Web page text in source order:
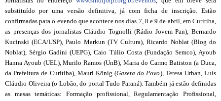
substituído por uma versão definitiva, já com ficha de inscrição. Estão
confirmadas para o evendo que acontece nos dias 7, 8 e 9 de abril, em Curitiba,
as presençasdos jornalistas Cláudio Tognolli (Rádio Jovem Pan), Bernardo
Kucinski (ECA/USP), Paulo Markun (TV Cultura), Ricardo Noblat (Blog do
Noblat), Sérgio Gadini (UEPG), Caio Túlio Costa (Fundação Semco), Ayoub
Hanna Ayoub (UEL), Murilo Ramos (UnB), Maria do Carmo Batiston (a Duca,
daPrefeitura de Curitiba), Mauri König (Gazeta do Povo), Teresa Urban, Luís
Cláudio Oliveira (o Lobão, do portal Tudo Paraná). Também já estão definidas
as mesas temáticas: Formação profissional, Regulamentação Profissional,